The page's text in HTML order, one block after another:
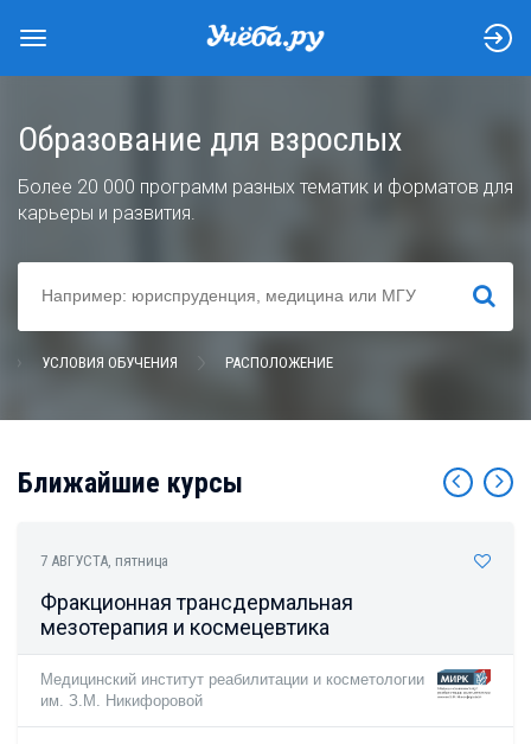
Образование для взрослых
Более 20 000 программ разных тематик и форматов для
карьеры и развития.
НАЙТИ
УСЛОВИЯ ОБУЧЕНИЯ РАСПОЛОЖЕНИЕ
Ближайшие курсы
7 АВГУСТА, пятница
Фракционная трансдермальная
мезотерапия и космецевтика
Медицинский институт реабилитации и косметологии
им. З.М. Никифоровой